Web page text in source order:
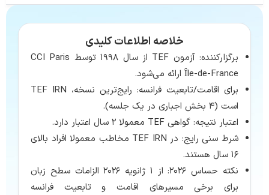
خلاصه اطلاعات کلیدی
برگزارکننده: آزمون TEF از سال ۱۹۹۸ توسط CCI Paris
Île-de-France ارائه می‌شود.
برای اقامت/تابعیت فرانسه: رایج‌ترین نسخه، TEF IRN
است (۴ بخش اجباری در یک جلسه).
اعتبار نتیجه: گواهی TEF معمولا ۲ سال اعتبار دارد.
شرط سنی رایج: در TEF IRN مخاطب معمولا افراد بالای
۱۶ سال هستند.
نکته حساس ۲۰۲۶: از ۱ ژانویه ۲۰۲۶ الزامات سطح زبان
برای برخی مسیرهای اقامت و تابعیت فرانسه